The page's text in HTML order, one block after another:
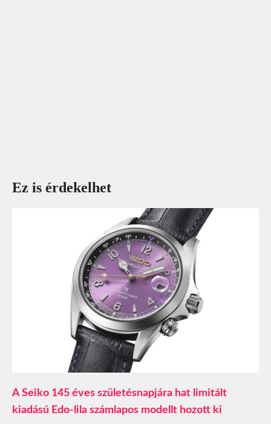
Ez is érdekelhet
A Seiko 145 éves születésnapjára hat limitált
kiadású Edo-lila számlapos modellt hozott ki